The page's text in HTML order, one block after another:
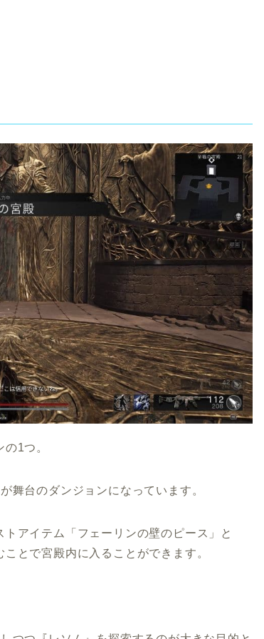
1つ。
が舞台のダンジョンになっています。
トアイテム 「フェーリンの壁のピース」
と
ことで宮殿内に入ることができます。